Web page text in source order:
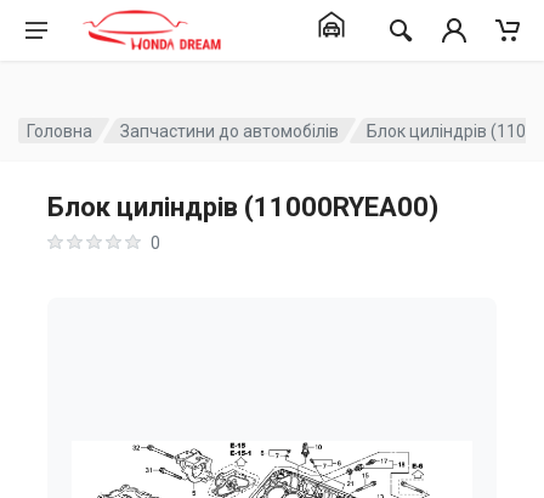
Головна Запчастини до автомобілів Блок циліндрів
Блок циліндрів (11000RYEA00)
0